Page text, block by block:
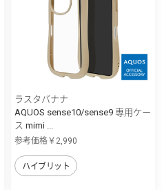
ラスタバナナ
AQUOS sense10/sense9 専用ケー
ス mimi ...
参考価格￥2,990
ハイブリット